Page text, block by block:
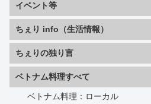
イベント等
ちぇり info（生活情報）
ちぇりの独り言
ベトナム料理すべて
ベトナム料理：ローカル